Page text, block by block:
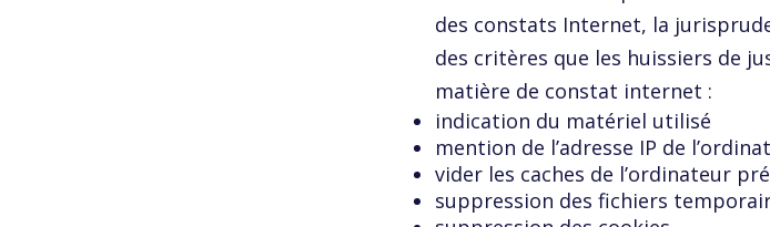
des constats Internet, la
des critères que les huissiers de
matière de constat internet :
indication du matériel utilisé
mention de l’adresse IP de
vider les caches de l’ordinateur
suppression des fichiers